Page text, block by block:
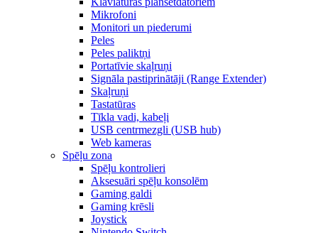
Mikrofoni
Monitori un piederumi
Peles
Peles paliktņi
Portatīvie skaļruņi
Signāla pastiprinātāji (Range Extender)
Skaļruņi
Tastatūras
Tīkla vadi, kabeļi
USB centrmezgli (USB hub)
Web kameras
Spēļu zona
Spēļu kontrolieri
Aksesuāri spēļu konsolēm
Gaming galdi
Gaming krēsli
Joystick